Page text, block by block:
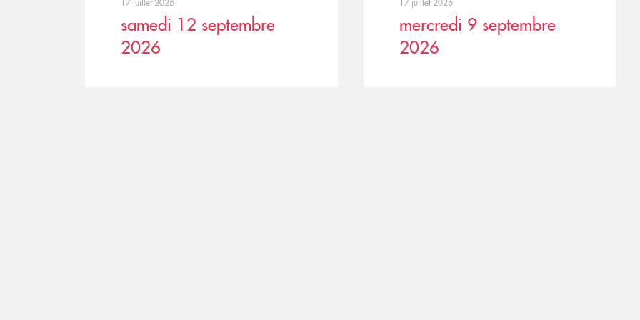
17 juillet 2026
samedi 12 septembre
2026
17 juillet 2026
mercredi 9 septembre
2026